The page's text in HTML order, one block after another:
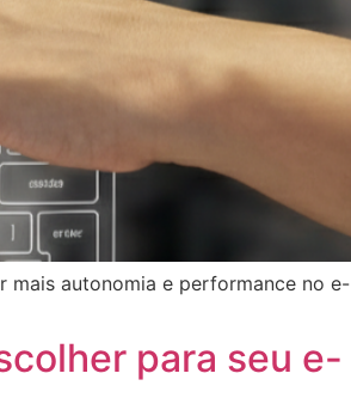
mais autonomia e performance no e-
para seu e-